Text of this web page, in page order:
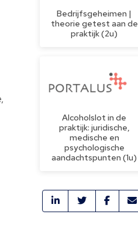
Bedrijfsgeheimen |
theorie getest aan de
praktijk (2u)
Alcoholslot in de
praktijk: juridische,
medische en
psychologische
aandachtspunten (1u)